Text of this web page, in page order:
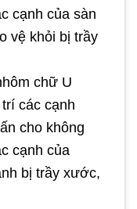
cạnh của sàn
vệ khỏi bị trầy
chữ U
các cạnh
cho không
cạnh của
bị trầy xước,